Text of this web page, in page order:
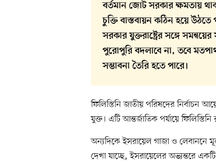
বর্তমান জোট সরকার ক্ষমতায়
চুক্তি বাস্তবায়ন কঠিন হয়ে
সরকার যুক্তরাষ্ট্রের সঙ্গে
পুরোপুরি বদলাবে না, তবে
সম্ভাবনা তৈরি হতে পারে।
ফিলিস্তিনি জাতীয় পরিষদের নির্বাচন
যুক্ত। এটি আন্তর্জাতিক পর্যায়ে
অন্যদিকে ইসরায়েল গাজা ও লেবাননে
দেখা যাচ্ছে, ইসরায়েলের অভ্যন্তরে